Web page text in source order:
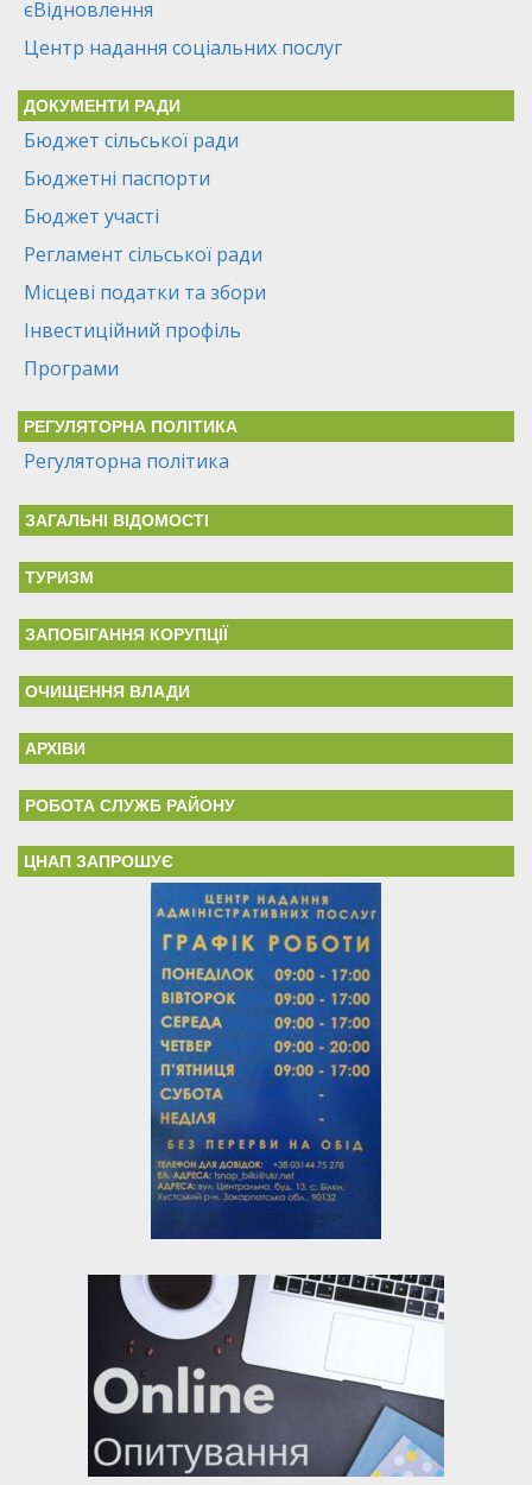
єВідновлення
Центр надання соціальних послуг
ДОКУМЕНТИ РАДИ
Бюджет сільської ради
Бюджетні паспорти
Бюджет участі
Регламент сільської ради
Місцеві податки та збори
Інвестиційний профіль
Програми
РЕГУЛЯТОРНА ПОЛІТИКА
Регуляторна політика
ЗАГАЛЬНІ ВІДОМОСТІ
ТУРИЗМ
ЗАПОБІГАННЯ КОРУПЦІЇ
ОЧИЩЕННЯ ВЛАДИ
АРХІВИ
РОБОТА СЛУЖБ РАЙОНУ
ЦНАП ЗАПРОШУЄ